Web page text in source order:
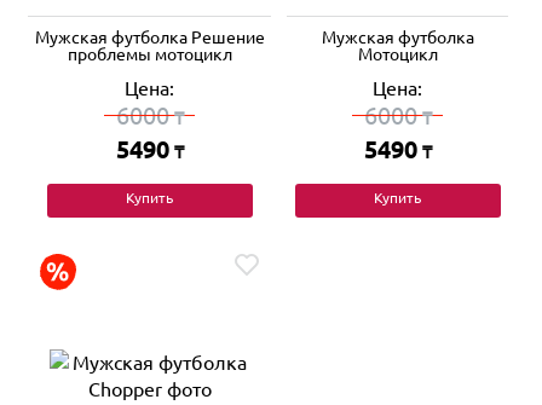
Мужская футболка Решение
проблемы мотоцикл
Цена:
6000₸
5490 ₸
Купить
Мужская футболка
Мотоцикл
Цена:
6000₸
5490 ₸
Купить